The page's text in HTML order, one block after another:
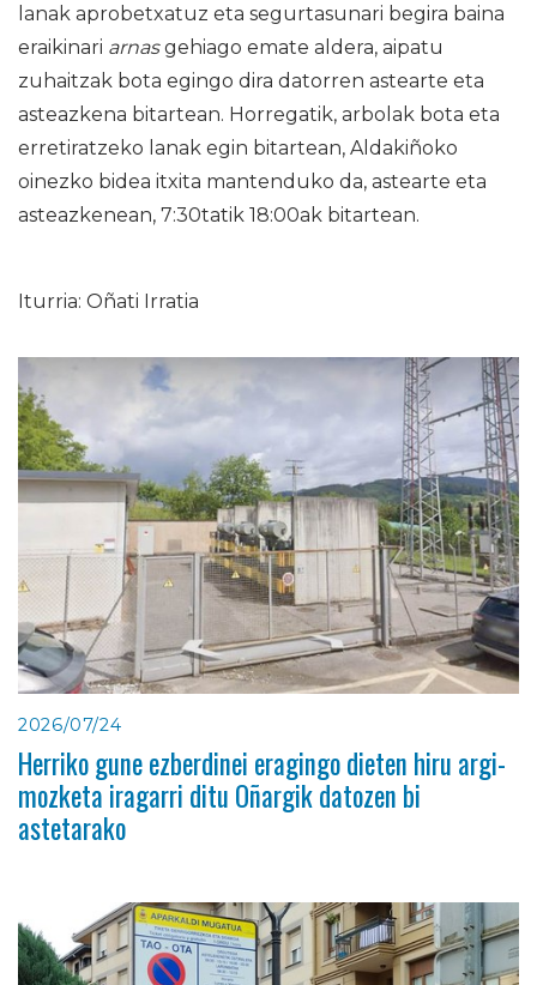
lanak aprobetxatuz eta segurtasunari begira baina
eraikinari arnasgehiago emate aldera, aipatu
zuhaitzak bota egingo dira datorren astearte eta
asteazkena bitartean. Horregatik, arbolak bota eta
erretiratzeko lanak egin bitartean, Aldakiñoko
oinezko bidea itxita mantenduko da, astearte eta
asteazkenean, 7:30tatik 18:00ak bitartean.
Iturria: Oñati Irratia
2026/07/24
Herriko gune ezberdinei eragingo dieten hiru argi-
mozketa iragarri ditu Oñargik datozen bi
astetarako